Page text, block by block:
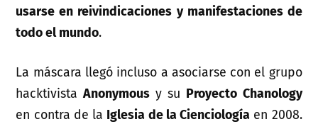
usarse en reivindicaciones y manifestaciones de
todo el mundo.
La máscara llegó incluso a asociarse con el grupo
hacktivista Anonymousy su Proyecto Chanology
en contra de la Iglesia de la Cienciología en 2008.